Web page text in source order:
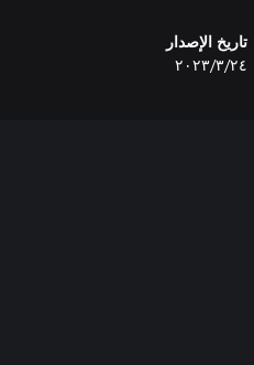
تاريخ الإصدار
٢٤‏/٣‏/٢٠٢٣